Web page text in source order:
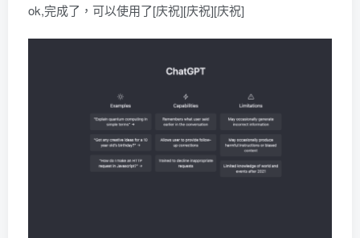
ok,完成了，可以使用了[庆祝][庆祝][庆祝]